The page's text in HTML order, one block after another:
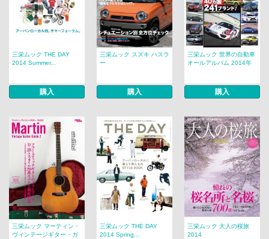
三栄ムック THE DAY
2014 Summer...
購入
三栄ムック スズキ ハスラ
ー
購入
三栄ムック 世界の自動車
オールアルバム 2014年
購入
三栄ムック マーティン・
ヴィンテージギター・ガ
三栄ムック THE DAY
2014 Spring...
三栄ムック 大人の桜旅
2014